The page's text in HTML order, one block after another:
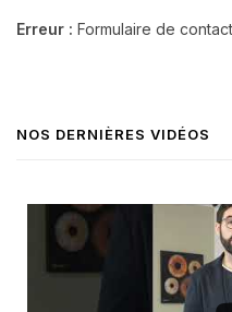
Erreur : Formulaire de
NOS DERNIÈRES VIDÉOS